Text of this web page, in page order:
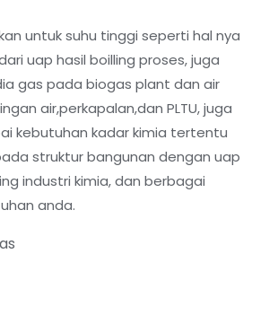
untuk suhu tinggi seperti hal nya
uap hasil boilling proses, juga
gas pada biogas plant dan air
air,perkapalan,dan PLTU, juga
kebutuhan kadar kimia tertentu
struktur bangunan dengan uap
industri kimia, dan berbagai
anda.